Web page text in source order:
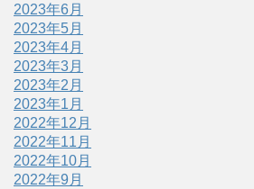
2023年6月
2023年5月
2023年4月
2023年3月
2023年2月
2023年1月
2022年12月
2022年11月
2022年10月
2022年9月